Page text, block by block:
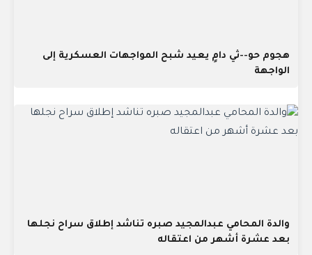
هجوم حو--ثي دامٍ يعيد شبح المواجهات العسكرية إلى
الواجهة
والدة المحامي عبدالمجيد صبره تناشد إطلاق سراح نجلها
بعد عشرة أشهر من اعتقاله